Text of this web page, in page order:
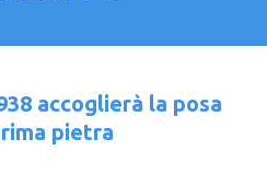
accoglierà la posa
pietra